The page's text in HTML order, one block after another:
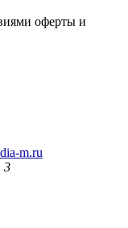
оферты и
m.ru
3